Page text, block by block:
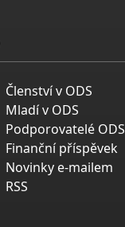
Členství v ODS
Mladí v ODS
Podporovatelé ODS
Finanční příspěvek
Novinky e-mailem
RSS